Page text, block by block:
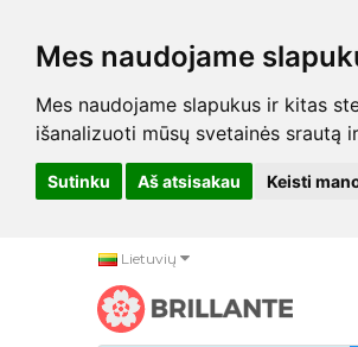
Mes naudojame
Mes naudojame slapukus ir kitas
išanalizuoti mūsų svetainės srautą
Sutinku Aš atsisakau Keisti
Lietuvių